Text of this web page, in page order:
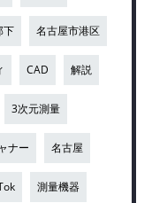
下 名古屋市港区
CAD 解説
3次元測量
ナー 名古屋
測量機器